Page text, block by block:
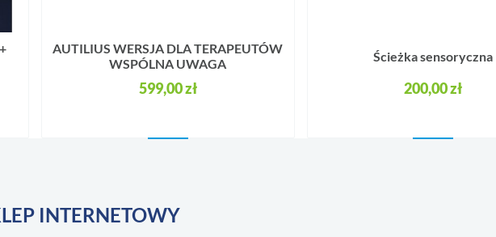
AUTILIUS WERSJA DLA TERAPEUTÓW
WSPÓLNA UWAGA
599,00 zł
Ścieżka sensoryczna
200,00 zł
INTERNETOWY